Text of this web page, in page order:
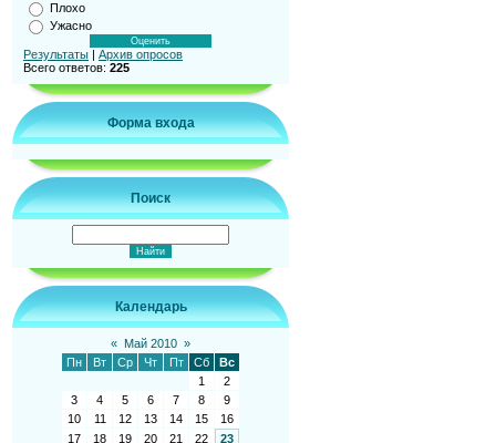
Плохо
Ужасно
Результаты | Архив опросов
Всего ответов: 225
Форма входа
Поиск
Календарь
« Май 2010 »
Пн
Вт Ср Чт Пт Сб
Вс
1
2
3
4 5 6 7 8
9
10
11 12 13 14 15
16
17
18 19 20 21 22 23